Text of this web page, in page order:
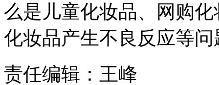
么是儿童化妆品、网购
化妆品产生不良反应等
责任编辑：王峰